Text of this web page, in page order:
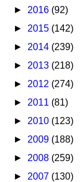
► 2016 (92)
► 2015 (142)
► 2014 (239)
► 2013 (218)
► 2012 (274)
► 2011 (81)
► 2010 (123)
► 2009 (188)
► 2008 (259)
► 2007 (130)